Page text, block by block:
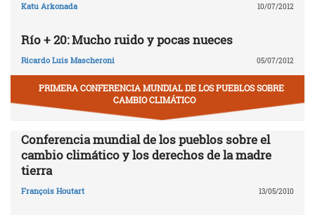
Katu Arkonada 10/07/2012
Río + 20: Mucho ruido y pocas nueces
Ricardo Luis Mascheroni 05/07/2012
PRIMERA CONFERENCIA MUNDIAL DE LOS PUEBLOS SOBRE
CAMBIO CLIMÁTICO
Conferencia mundial de los pueblos sobre el
cambio climático y los derechos de la madre
tierra
François Houtart 13/05/2010